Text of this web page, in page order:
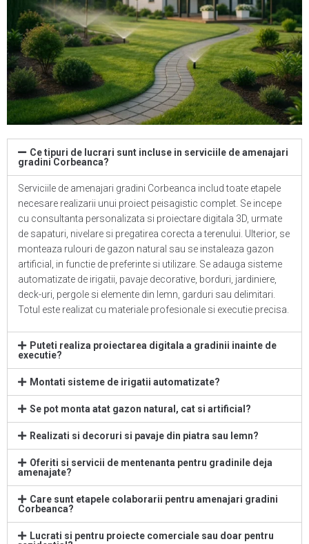
Ce tipuri de lucrari sunt incluse in serviciile de amenajari
gradini Corbeanca?
Serviciile de amenajari gradini Corbeanca includ toate etapele
necesare realizarii unui proiect peisagistic complet. Se incepe
cu consultanta personalizata si proiectare digitala 3D, urmate
de sapaturi, nivelare si pregatirea corecta a terenului. Ulterior, se
monteaza rulouri de gazon natural sau se instaleaza gazon
artificial, in functie de preferinte si utilizare. Se adauga sisteme
automatizate de irigatii, pavaje decorative, borduri, jardiniere,
deck-uri, pergole si elemente din lemn, garduri sau delimitari.
Totul este realizat cu materiale profesionale si executie precisa.
Puteti realiza proiectarea digitala a gradinii inainte de
executie?
Montati sisteme de irigatii automatizate?
Se pot monta atat gazon natural, cat si artificial?
Realizati si decoruri si pavaje din piatra sau lemn?
Oferiti si servicii de mentenanta pentru gradinile deja
amenajate?
Care sunt etapele colaborarii pentru amenajari gradini
Corbeanca?
Lucrati si pentru proiecte comerciale sau doar pentru